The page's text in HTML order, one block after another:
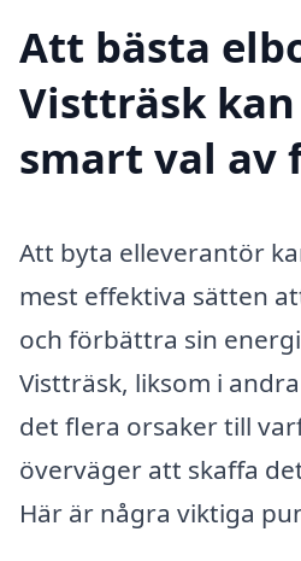
Att bästa
Vistträsk
smart val av
Att byta elleverantör
mest effektiva sätten
och förbättra sin
Vistträsk, liksom i
det flera orsaker till
överväger att skaffa
Här är några viktiga